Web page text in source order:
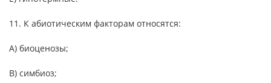
11. К абиотическим факторам относятся:
А) биоценозы;
B) симбиоз;